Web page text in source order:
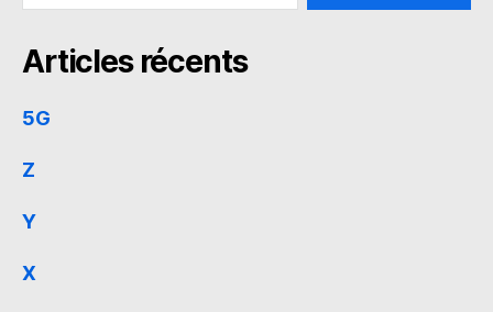
Articles récents
5G
Z
Y
X